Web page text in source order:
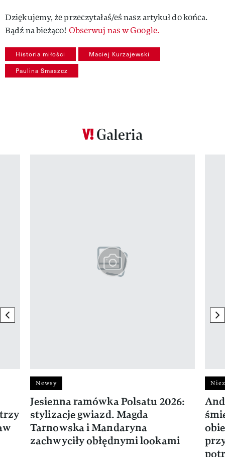
Dziękujemy, że przeczytałaś/eś nasz artykuł do końca.
Bądź na bieżąco! Obserwuj nas w Google.
Historia miłości Maciej Kurzajewski
Paulina Smaszcz
Galeria
previous element
Newsy
Jesienna ramówka Polsatu 2026:
stylizacje gwiazd. Magda
Tarnowska i Mandaryna
zachwyciły obłędnymi lookami